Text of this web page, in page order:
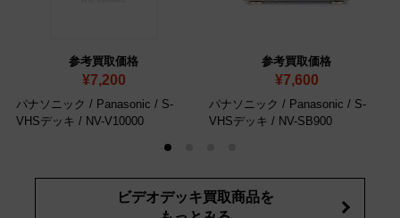
参考買取価格
¥7,200
パナソニック / Panasonic / S-
VHSデッキ / NV-V10000
参考買取価格
¥7,600
パナソニック / Panasonic / S-
VHSデッキ / NV-SB900
ビデオデッキ買取商品を